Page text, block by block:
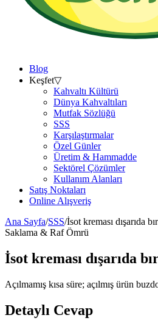
Blog
Keşfet▽
Kahvaltı Kültürü
Dünya Kahvaltıları
Mutfak Sözlüğü
SSS
Karşılaştırmalar
Özel Günler
Üretim & Hammadde
Sektörel Çözümler
Kullanım Alanları
Satış Noktaları
Online Alışveriş
Ana Sayfa/SSS/İsot kreması dışarıda
Saklama & Raf Ömrü
İsot kreması dışarıda
Açılmamış kısa süre; açılmış ürün
Detaylı Cevap